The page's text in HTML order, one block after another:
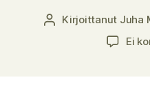
Kirjoittaja
Kirjoittanut Juha
Ei